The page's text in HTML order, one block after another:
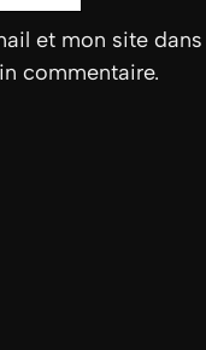
et mon site dans
commentaire.